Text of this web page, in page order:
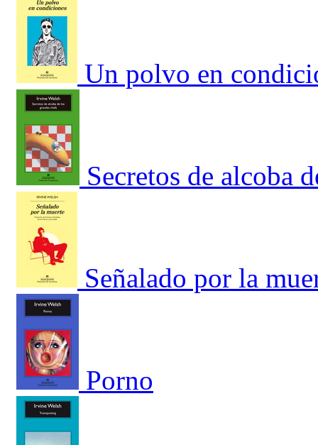
Un polvo en
Secretos de alcoba
Señalado por la
Porno